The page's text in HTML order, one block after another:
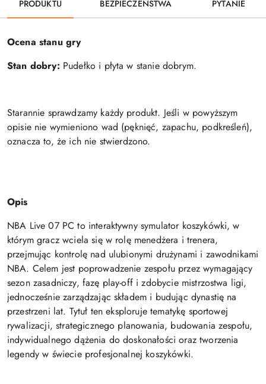
PRODUKTU BEZPIECZEŃSTWA PYTANIE
Ocena stanu gry
Stan dobry: Pudełko i płyta w stanie dobrym.
Starannie sprawdzamy każdy produkt. Jeśli w powyższym
opisie nie wymieniono wad (pęknięć, zapachu, podkreśleń),
oznacza to, że ich nie stwierdzono.
Opis
NBA Live 07 PC to interaktywny symulator koszykówki, w
którym gracz wciela się w rolę menedżera i trenera,
przejmując kontrolę nad ulubionymi drużynami i zawodnikami
NBA. Celem jest poprowadzenie zespołu przez wymagający
sezon zasadniczy, fazę play-off i zdobycie mistrzostwa ligi,
jednocześnie zarządzając składem i budując dynastię na
przestrzeni lat. Tytuł ten eksploruje tematykę sportowej
rywalizacji, strategicznego planowania, budowania zespołu,
indywidualnego dążenia do doskonałości oraz tworzenia
legendy w świecie profesjonalnej koszykówki.